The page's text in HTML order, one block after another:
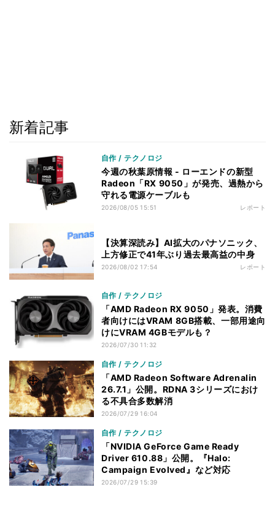
新着記事
自作 / テクノロジ
今週の秋葉原情報 - ローエンドの新型
Radeon「RX 9050」が発売、過熱から
守れる電源ケーブルも
2026/08/05 15:51 レポート
【決算深読み】AI拡大のパナソニック、
上方修正で41年ぶり過去最高益の中身
2026/08/02 17:54 レポート
自作 / テクノロジ
「AMD Radeon RX 9050」発表。消費
者向けにはVRAM 8GB搭載、一部用途向
けにVRAM 4GBモデルも？
2026/07/30 11:32
自作 / テクノロジ
「AMD Radeon Software Adrenalin
26.7.1」公開。RDNA 3シリーズにおけ
る不具合多数解消
2026/07/29 16:04
自作 / テクノロジ
「NVIDIA GeForce Game Ready
Driver 610.88」公開。『Halo:
Campaign Evolved』など対応
2026/07/29 15:39